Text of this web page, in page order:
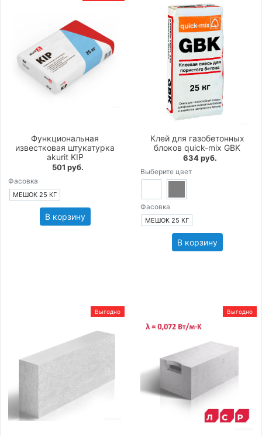
Функциональная
известковая штукатурка
akurit KIP
501 руб.
Фасовка
МЕШОК 25 КГ
В корзину
Клей для газобетонных
блоков quick-mix GBK
634 руб.
Выберите цвет
Фасовка
МЕШОК 25 КГ
В корзину
Выгодно Выгодно